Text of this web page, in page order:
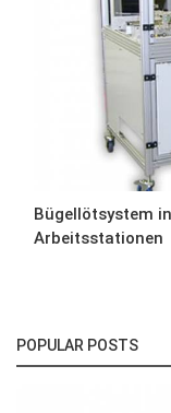
Bügellötsystem
Arbeitsstationen
POPULAR POSTS